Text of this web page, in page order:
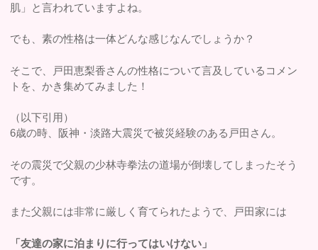
肌」と言われていますよね。
でも、素の性格は一体どんな感じなんでしょうか？
そこで、戸田恵梨香さんの性格について言及しているコメン
トを、かき集めてみました！
（以下引用）
6歳の時、阪神・淡路大震災で被災経験のある戸田さん。
その震災で父親の少林寺拳法の道場が倒壊してしまったそう
です。
また父親には非常に厳しく育てられたようで、戸田家には
「友達の家に泊まりに行ってはいけない」